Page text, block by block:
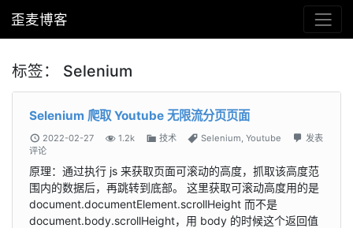
歪麦博客
标签： Selenium
Selenium 爬取 Youtube 无限流分页页面
2022-02-27 1.2k 技术 Selenium Youtube
发表
评论
原理：通过执行 js 来获取页面可滚动的高度，抓取该高度范
围内的数据后，再跳转到底部。 这里获取可滚动高度用的是
document.documentElement.scrollHeight 而不是
document.body.scrollHeight，用 body 的时候这个返回值